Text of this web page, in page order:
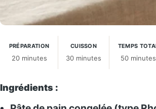
PRÉPARATION
20 minutes
CUISSON
30 minutes
TEMPS
50 minutes
Ingrédients :